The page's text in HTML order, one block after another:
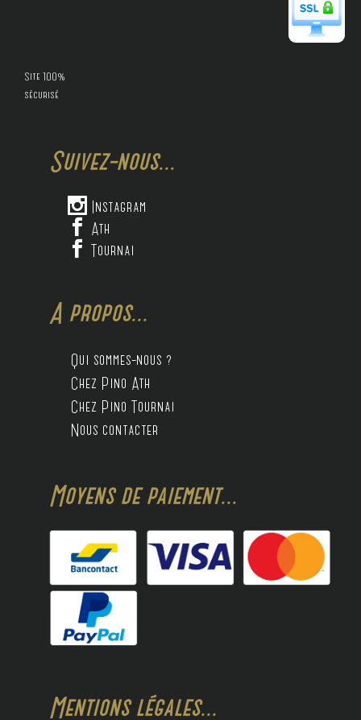
Site 100%
sécurisé
Suivez-nous...
 Instagram
 Ath
 Tournai
A propos...
Qui sommes-nous ?
Chez Pino Ath
Chez Pino Tournai
Nous contacter
Moyens de paiement...
Mentions légales...